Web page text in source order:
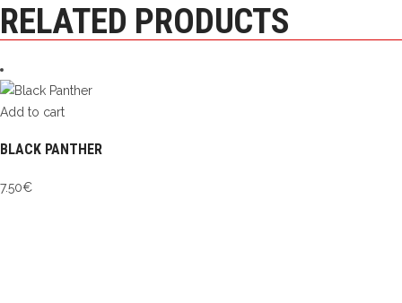
RELATED PRODUCTS
Add to cart
BLACK PANTHER
7.50€